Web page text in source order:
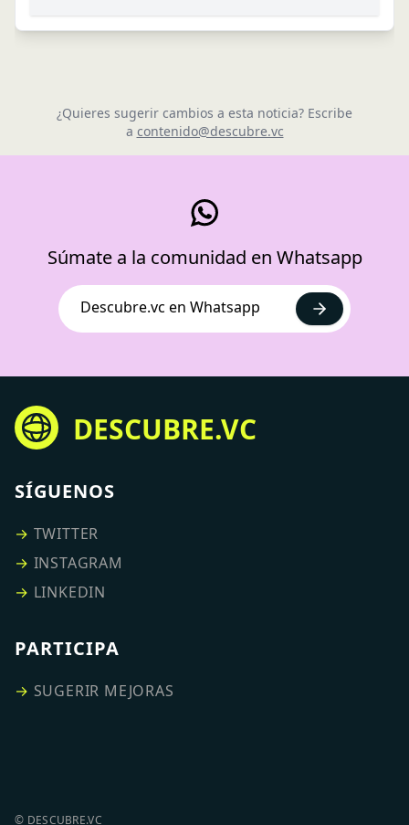
¿Quieres sugerir cambios a esta noticia? Escribe
a contenido@descubre.vc
Súmate a la comunidad en Whatsapp
Descubre.vc en Whatsapp
DESCUBRE.VC
SÍGUENOS
→ TWITTER
→ INSTAGRAM
→ LINKEDIN
PARTICIPA
→ SUGERIR MEJORAS
© DESCUBRE.VC